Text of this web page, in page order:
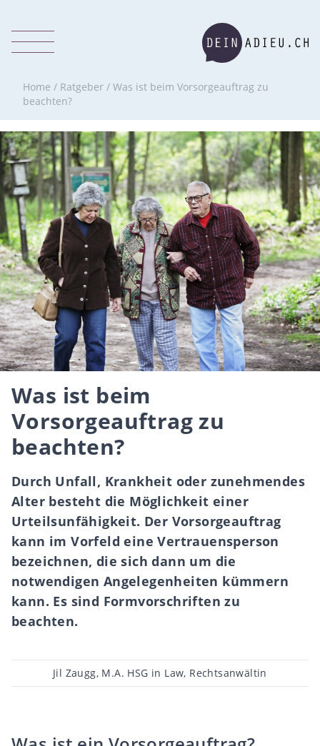
Home / Ratgeber / Was ist beim Vorsorgeauftrag zu
beachten?
Was ist beim
Vorsorgeauftrag zu
beachten?
Durch Unfall, Krankheit oder zunehmendes
Alter besteht die Möglichkeit einer
Urteilsunfähigkeit. Der Vorsorgeauftrag
kann im Vorfeld eine Vertrauensperson
bezeichnen, die sich dann um die
notwendigen Angelegenheiten kümmern
kann. Es sind Formvorschriften zu
beachten.
Beitragsautor
Jil Zaugg, M.A. HSG in Law, Rechtsanwältin